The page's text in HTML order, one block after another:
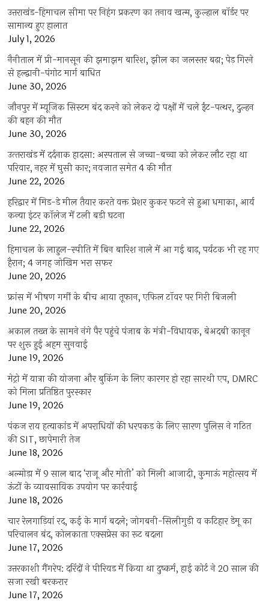
उत्तराखंड-हिमाचल सीमा पर निहंग प्रकरण का तनाव खत्म, कुल्हाल बॉर्डर पर
सामान्य हुए हालात
July 1, 2026
नैनीताल में प्री-मानसून की झमाझम बारिश, झील का जलस्तर बढ़ा; पेड़ गिरने
से हल्द्वानी-पंगोट मार्ग बाधित
June 30, 2026
जौनपुर में म्यूजिक सिस्टम बंद करने को लेकर दो पक्षों में चले ईंट-पत्थर, दुल्हन
की बहन की मौत
June 30, 2026
उत्‍तराखंड में दर्दनाक हादसा: अस्पताल से जच्चा-बच्चा को लेकर लौट रहा था
परिवार, नहर में घुसी कार; नवजात समेत 4 की मौत
June 22, 2026
हरिद्वार में मिड-डे मील तैयार करते वक्त प्रेशर कुकर फटने से हुआ धमाका, आर्य
कन्या इंटर कॉलेज में टली बड़ी घटना
June 22, 2026
हिमाचल के लाहुल-स्पीति में बिन बारिश नाले में आ गई बाढ़, पर्यटक भी रह गए
हैरान; 4 जगह जोखिम भरा सफर
June 20, 2026
फ्रांस में भीषण गर्मी के बीच आया तूफान, एफिल टॉवर पर गिरी बिजली
June 20, 2026
अकाल तख्त के सामने नंगे पैर पहुंचे पंजाब के मंत्री-विधायक, बेअदबी कानून
पर शुरू हुई अहम सुनवाई
June 19, 2026
मेट्रो में यात्रा की योजना और बुकिंग के लिए कारगर हो रहा सारथी एप, DMRC
को मिला प्रतिष्ठित पुरस्कार
June 19, 2026
पंकज राय हत्याकांड में अपराधियों की धरपकड़ के लिए सारण पुलिस ने गठित
की SIT, छापेमारी तेज
June 18, 2026
अल्मोड़ा में 9 साल बाद ‘राजू और मोती’ को मिली आजादी, कुमाऊं महोत्सव में
ऊंटों के व्यावसायिक उपयोग पर कार्रवाई
June 18, 2026
चार रेलगाड़ियां रद, कई के मार्ग बदले; जोगबनी-सिलीगुड़ी व कटिहार डेमू का
परिचालन बंद, कोलकाता एक्सप्रेस का रूट बदला
June 17, 2026
उत्तरकाशी गैंगरेप: दरिंदों ने पीरियड में किया था दुष्कर्म, हाई कोर्ट ने 20 साल की
सजा रखी बरकरार
June 17, 2026